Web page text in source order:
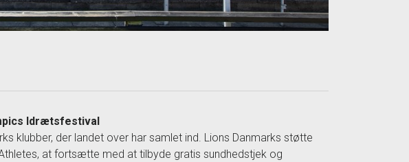
Idrætsfestival
klubber, der landet over har samlet ind. Lions Danmarks støtte
at fortsætte med at tilbyde gratis sundhedstjek og